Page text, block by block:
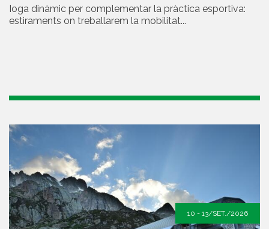
Ioga dinàmic per complementar la pràctica esportiva:
estiraments on treballarem la mobilitat...
10 - 13/SET./2026